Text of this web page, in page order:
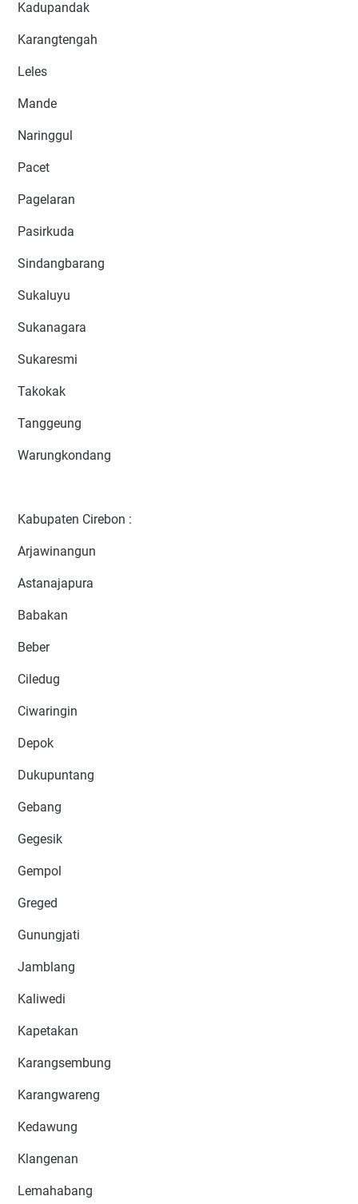
Kadupandak
Karangtengah
Leles
Mande
Naringgul
Pacet
Pagelaran
Pasirkuda
Sindangbarang
Sukaluyu
Sukanagara
Sukaresmi
Takokak
Tanggeung
Warungkondang
Kabupaten Cirebon :
Arjawinangun
Astanajapura
Babakan
Beber
Ciledug
Ciwaringin
Depok
Dukupuntang
Gebang
Gegesik
Gempol
Greged
Gunungjati
Jamblang
Kaliwedi
Kapetakan
Karangsembung
Karangwareng
Kedawung
Klangenan
Lemahabang